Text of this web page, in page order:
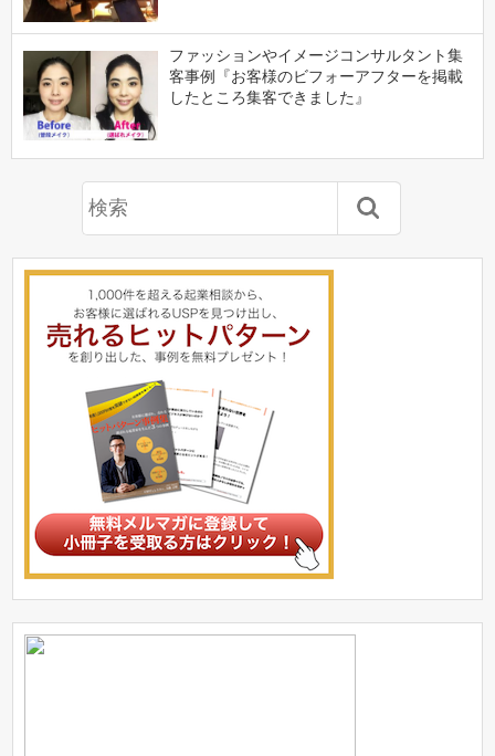
ファッションやイメージコンサルタント集
客事例『お客様のビフォーアフターを掲載
したところ集客できました』